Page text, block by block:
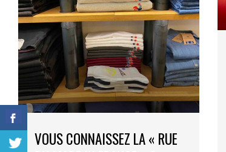
VOUS CONNAISSEZ LA « RUE